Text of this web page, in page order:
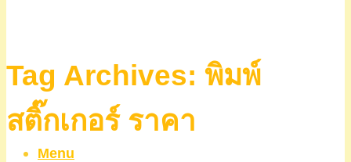
Menu
Tag Archives: พิมพ์
สติ๊กเกอร์ ราคา